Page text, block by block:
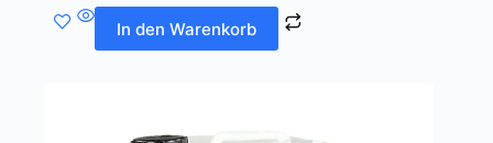
In den Warenkorb